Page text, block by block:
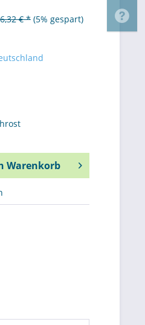
€ * (5% gespart)
Warenkorb